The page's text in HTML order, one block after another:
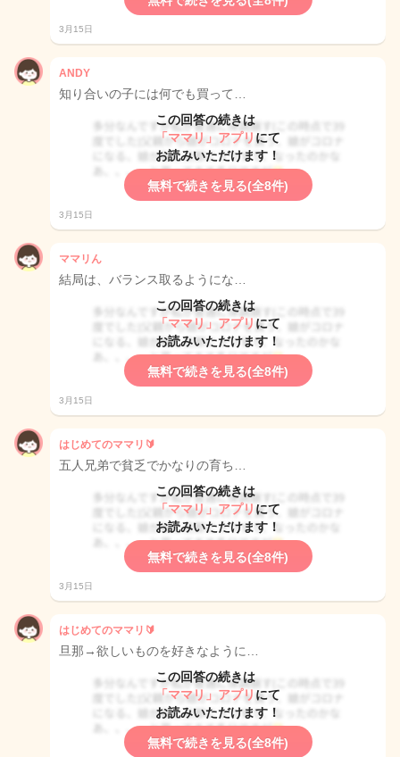
3月15日
ANDY
知り合いの子には何でも買って…
この回答の続きは
「ママリ」アプリ にて
お読みいただけます！
無料で続きを見る(全8件)
3月15日
ママリん
結局は、バランス取るようにな…
この回答の続きは
「ママリ」アプリ にて
お読みいただけます！
無料で続きを見る(全8件)
3月15日
はじめてのママリ🔰
五人兄弟で貧乏でかなりの育ち…
この回答の続きは
「ママリ」アプリ にて
お読みいただけます！
無料で続きを見る(全8件)
3月15日
はじめてのママリ🔰
旦那→欲しいものを好きなように…
この回答の続きは
「ママリ」アプリ にて
お読みいただけます！
無料で続きを見る(全8件)